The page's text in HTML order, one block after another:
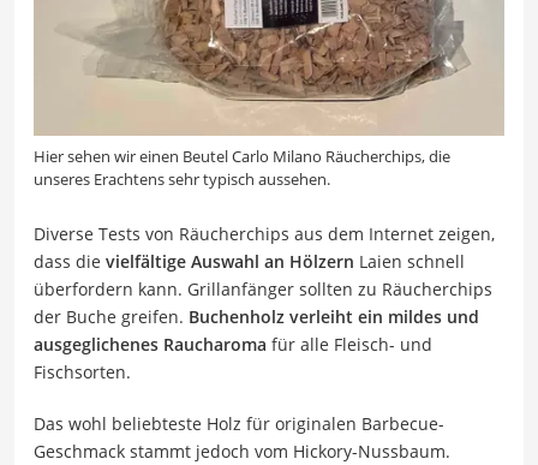
Hier sehen wir einen Beutel Carlo Milano Räucherchips, die
unseres Erachtens sehr typisch aussehen.
Diverse Tests von Räucherchips aus dem Internet zeigen,
dass die vielfältige Auswahl an Hölzern Laien schnell
überfordern kann. Grillanfänger sollten zu Räucherchips
der Buche greifen. Buchenholz verleiht ein mildes und
ausgeglichenes Raucharoma für alle Fleisch- und
Fischsorten.
Das wohl beliebteste Holz für originalen Barbecue-
Geschmack stammt jedoch vom Hickory-Nussbaum.